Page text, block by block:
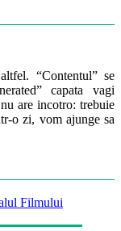
“Contentul” se
capata vagi
are incotro: trebuie
o zi, vom ajunge sa